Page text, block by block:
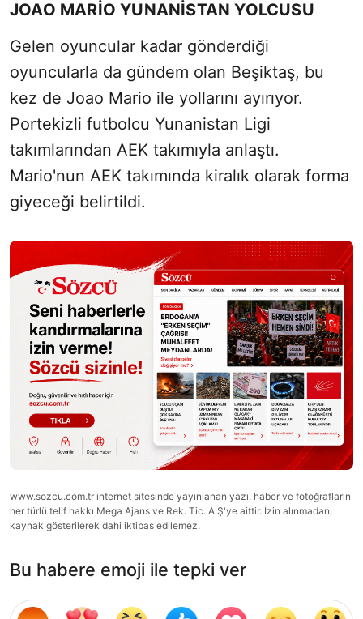
Sesi Aç
JOAO MARİO YUNANİSTAN YOLCUSU
Gelen oyuncular kadar gönderdiği
oyuncularla da gündem olan Beşiktaş, bu
kez de Joao Mario ile yollarını ayırıyor.
Portekizli futbolcu Yunanistan Ligi
takımlarından AEK takımıyla anlaştı.
Mario'nun AEK takımında kiralık olarak forma
giyeceği belirtildi.
www.sozcu.com.tr internet sitesinde yayınlanan yazı, haber ve fotoğrafların
her türlü telif hakkı Mega Ajans ve Rek. Tic. A.Ş'ye aittir. İzin alınmadan,
kaynak gösterilerek dahi iktibas edilemez.
Bu habere emoji ile tepki ver